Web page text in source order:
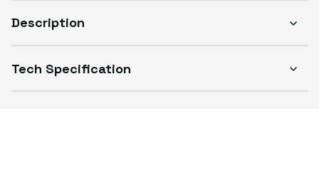
Description
Tech Specification